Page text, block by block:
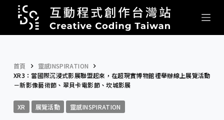
跳
主
內
容
首頁
靈感INSPIRATION
XR3：當國際沉浸式影展聯盟起來，在超現實博物館裡舉辦線上展覽活動
－新影像藝術節、翠貝卡電影節、坎城影展
XR 展覽活動 靈感INSPIRATION